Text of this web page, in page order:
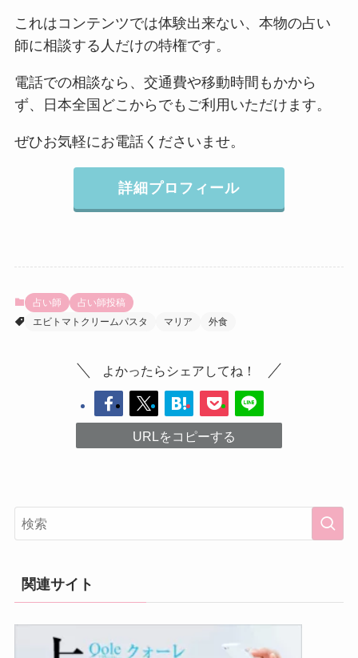
これはコンテンツでは体験出来ない、本物の占い
師に相談する人だけの特権です。
電話での相談なら、交通費や移動時間もかから
ず、日本全国どこからでもご利用いただけます。
ぜひお気軽にお電話くださいませ。
詳細プロフィール
占い師
占い師投稿
エビトマトクリームパスタ
マリア 外食
よかったらシェアしてね！
URLをコピーする
関連サイト